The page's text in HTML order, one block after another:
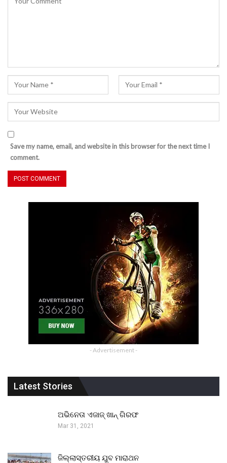
Save my name, email, and website in this browser for the next time I
comment.
- Advertisement -
Latest Stories
ଅଭିନେତା ଏଜାଜ୍ ଖାନ୍ ଗିରଫ
Mar 31, 2021
ଜିଲ୍ଲାସ୍ତରୀୟ ଯୁବ ମାରାଥନ